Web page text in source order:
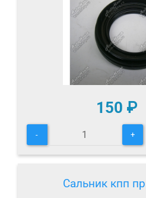
150 ₽
- +
Сальник кпп